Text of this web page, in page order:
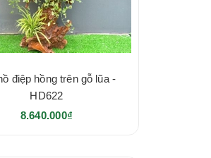
điệp hồng trên gỗ lũa -
HD622
8.640.000₫